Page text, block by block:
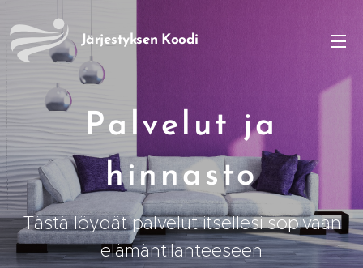
Järjestyksen Koodi
Palvelut ja
hinnasto
Tästä löydät palvelut itsellesi sopivaan
elämäntilanteeseen